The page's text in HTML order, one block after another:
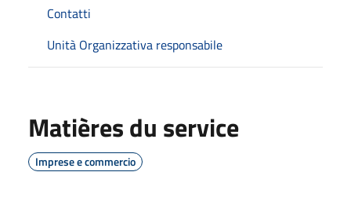
Contatti
Unità Organizzativa responsabile
Matières du service
Imprese e commercio